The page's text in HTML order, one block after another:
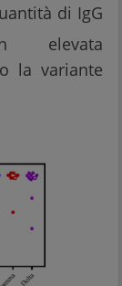
di IgG
elevata
la variante